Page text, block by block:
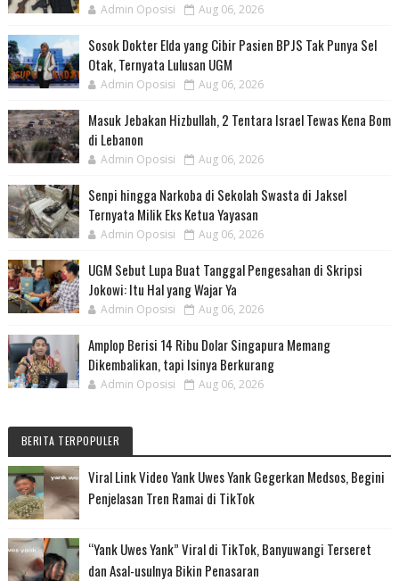
Admin Oposisi Aug 06, 2026
Sosok Dokter Elda yang Cibir Pasien BPJS Tak Punya Sel
Otak, Ternyata Lulusan UGM
Admin Oposisi Aug 06, 2026
Masuk Jebakan Hizbullah, 2 Tentara Israel Tewas Kena Bom
di Lebanon
Admin Oposisi Aug 06, 2026
Senpi hingga Narkoba di Sekolah Swasta di Jaksel
Ternyata Milik Eks Ketua Yayasan
Admin Oposisi Aug 06, 2026
UGM Sebut Lupa Buat Tanggal Pengesahan di Skripsi
Jokowi: Itu Hal yang Wajar Ya
Admin Oposisi Aug 06, 2026
Amplop Berisi 14 Ribu Dolar Singapura Memang
Dikembalikan, tapi Isinya Berkurang
Admin Oposisi Aug 06, 2026
BERITA TERPOPULER
Viral Link Video Yank Uwes Yank Gegerkan Medsos, Begini
Penjelasan Tren Ramai di TikTok
“Yank Uwes Yank” Viral di TikTok, Banyuwangi Terseret
dan Asal-usulnya Bikin Penasaran